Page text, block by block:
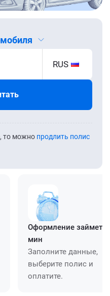
RUS
то можно продлить полис
Оформление займет
мин
Заполните данные,
выберите полис и
оплатите.